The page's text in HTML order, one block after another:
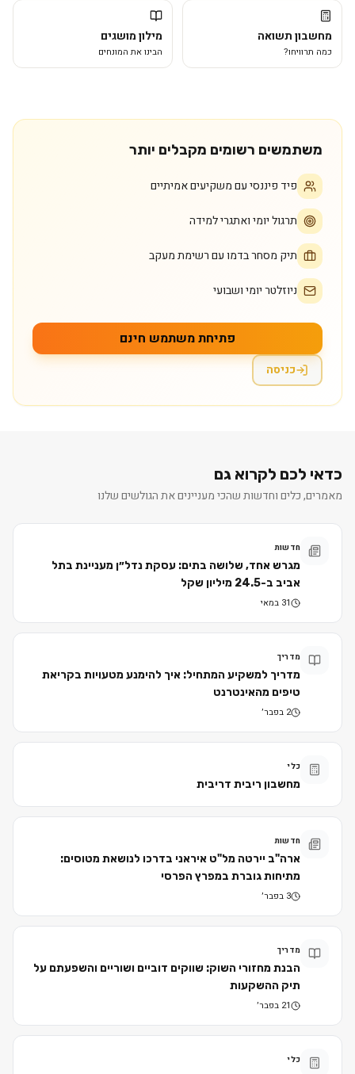
מחשבון תשואה
כמה תרוויחו?
מילון מושגים
הבינו את המונחים
משתמשים רשומים מקבלים יותר
פיד פיננסי עם משקיעים אמיתיים
תרגול יומי ואתגרי למידה
תיק מסחר בדמו עם רשימת מעקב
ניוזלטר יומי ושבועי
פתיחת משתמש חינם
כניסה
כדאי לכם לקרוא גם
מאמרים, כלים וחדשות שהכי מעניינים את הגולשים שלנו
חדשות
מגרש אחד, שלושה בתים: עסקת נדל״ן מעניינת בתל
אביב ב-24.5 מיליון שקל
31 במאי
מדריך
מדריך למשקיע המתחיל: איך להימנע מטעויות בקריאת
טיפים מהאינטרנט
2 בפבר׳
כלי
מחשבון ריבית דריבית
חדשות
ארה"ב יירטה מל"ט איראני בדרכו לנושאת מטוסים:
מתיחות גוברת במפרץ הפרסי
3 בפבר׳
מדריך
הבנת מחזורי השוק: שווקים דוביים ושוריים והשפעתם על
תיק ההשקעות
21 בפבר׳
כלי